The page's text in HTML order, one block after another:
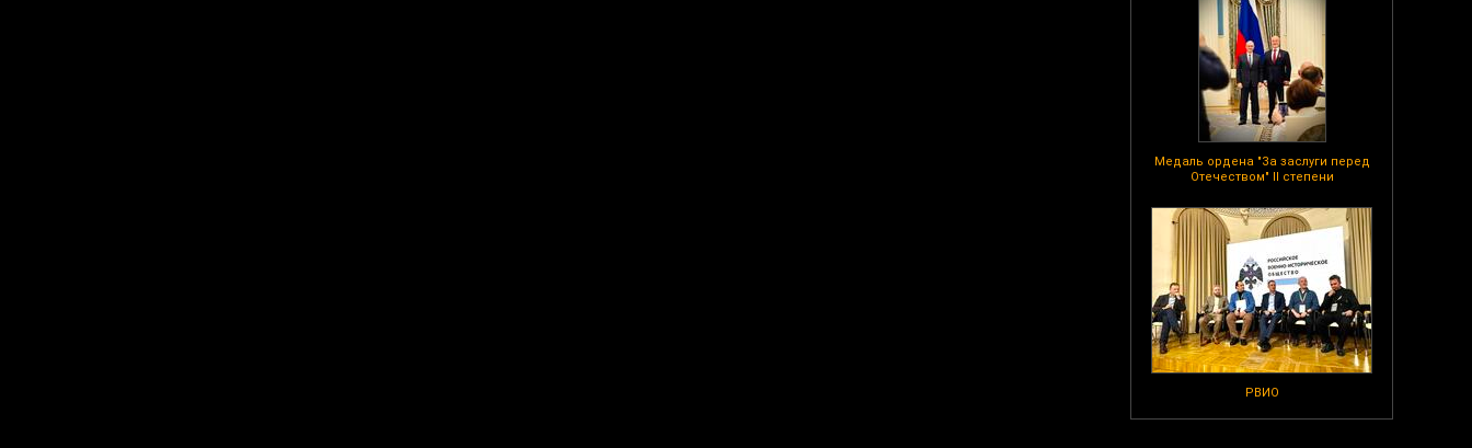
Медаль ордена "За заслуги перед
Отечеством" II степени
РВИО